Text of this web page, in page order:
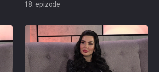
18. epizode